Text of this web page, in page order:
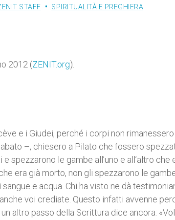
STAFF SPIRITUALITÀ E PREGHIERA
2012 (ZENIT.org).
e i Giudei, perché i corpi non
–, chiesero a Pilato che fossero
spezzarono le gambe all’uno e all’altro
era già morto, non gli spezzarono le
e acqua. Chi ha visto ne dà
voi crediate. Questo infatti avvenne
altro passo della Scrittura dice ancora: